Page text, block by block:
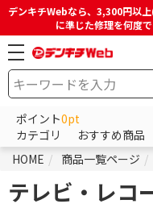
デンキチWebなら、3,300円以
に準じた修理を何度
ポイント0pt
カテゴリ
おすすめ商品
HOME
商品一覧ページ
テレビ・レコ